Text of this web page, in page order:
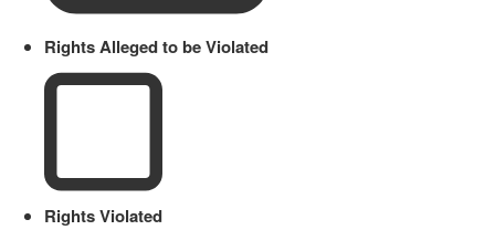
Rights Alleged to be Violated
Rights Violated